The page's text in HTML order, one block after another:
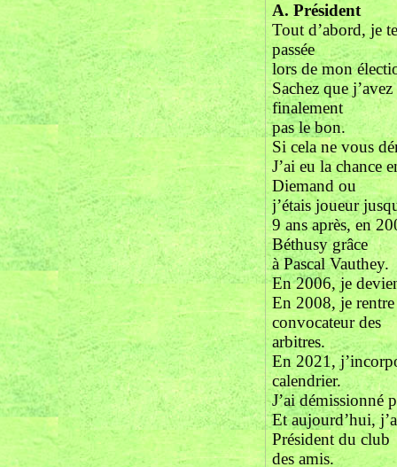
A. Président
Tout d’abord, je
passée
lors de mon
Sachez que
finalement
pas le bon.
Si cela ne vous
J’ai eu la chance
Diemand ou
j’étais joueur
9 ans après, en
Béthusy grâce
à Pascal Vauthey.
En 2006, je
En 2008, je
convocateur des
arbitres.
En 2021,
calendrier.
J’ai démissionné
Et aujourd’hui,
Président du club
des amis.